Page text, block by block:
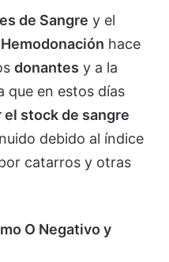
de Sangre y el
hace
donantes y a la
que en estos días
el stock de sangre
debido al índice
catarros y otras
O Negativo y